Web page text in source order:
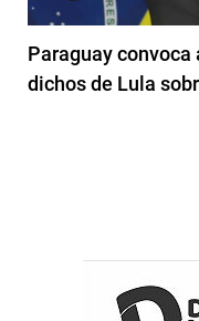
Paraguay
dichos de Lula